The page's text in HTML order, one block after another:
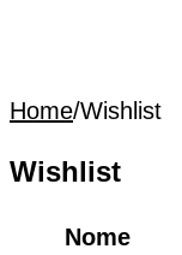
Home/Wishlist
Wishlist
Nome